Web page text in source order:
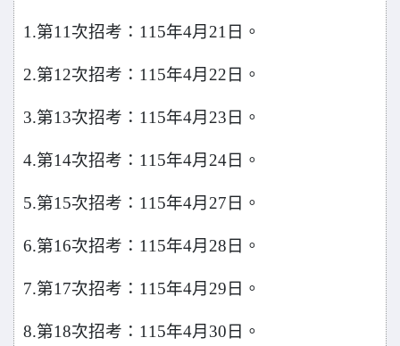
1.第11次招考：115年4月21日。
2.第12次招考：115年4月22日。
3.第13次招考：115年4月23日。
4.第14次招考：115年4月24日。
5.第15次招考：115年4月27日。
6.第16次招考：115年4月28日。
7.第17次招考：115年4月29日。
8.第18次招考：115年4月30日。